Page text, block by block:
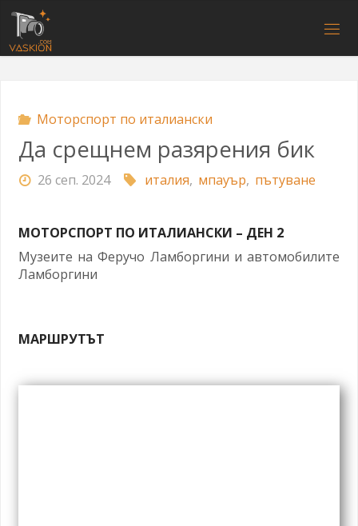
Напред
към
съдържанието
ASKI
M
Моторспорт по италиански
Да срещнем разярения бик
26 сеп. 2024 италия, мпауър, пътуване
МОТОРСПОРТ ПО ИТАЛИАНСКИ – ДЕН 2
Музеите на Феручо Ламборгини и автомобилите
Ламборгини
МАРШРУТЪТ